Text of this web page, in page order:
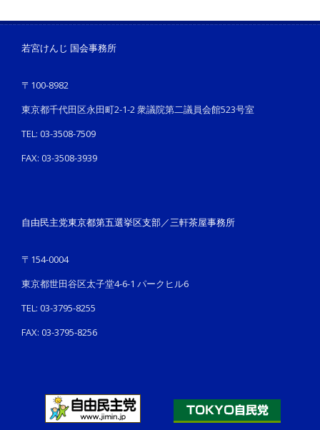
若宮けんじ 国会事務所
〒100-8982
東京都千代田区永田町2-1-2 衆議院第二議員会館523号室
TEL: 03-3508-7509
FAX: 03-3508-3939
自由民主党東京都第五選挙区支部／三軒茶屋事務所
〒154-0004
東京都世田谷区太子堂4-6-1 パークヒル6
TEL: 03-3795-8255
FAX: 03-3795-8256